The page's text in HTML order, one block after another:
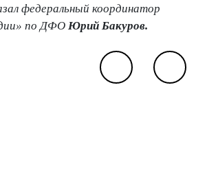
федеральный координатор
по ДФО Юрий Бакуров.